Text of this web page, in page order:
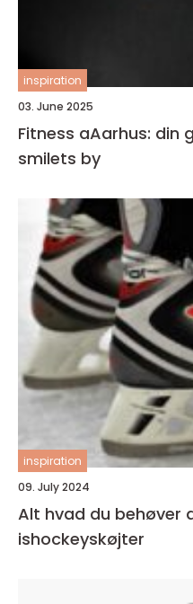
inspiration
03. June 2025
Fitness aAarhus:
smilets by
inspiration
09. July 2024
Alt hvad du behøver
ishockeyskøjter